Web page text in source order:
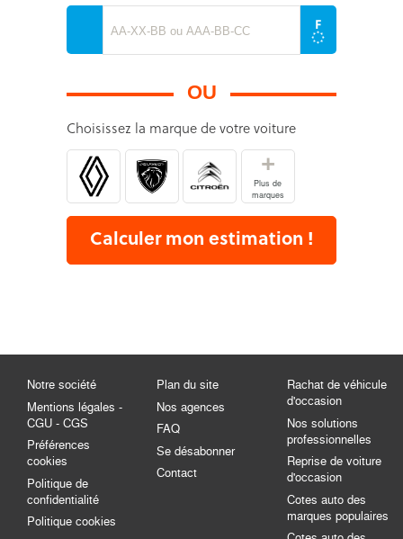
OU
Choisissez la marque de votre voiture
+
Plus de
marques
Calculer mon estimation !
Notre société
Mentions légales -
CGU - CGS
Préférences
cookies
Politique de
confidentialité
Politique cookies
Plan du site
Nos agences
FAQ
Se désabonner
Contact
Rachat de véhicule
d'occasion
Nos solutions
professionnelles
Reprise de voiture
d'occasion
Cotes auto des
marques populaires